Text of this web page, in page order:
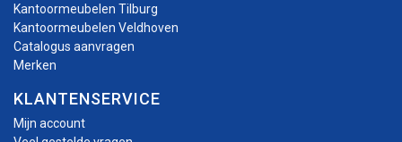
Kantoormeubelen Tilburg
Kantoormeubelen Veldhoven
Catalogus aanvragen
Merken
KLANTENSERVICE
Mijn account